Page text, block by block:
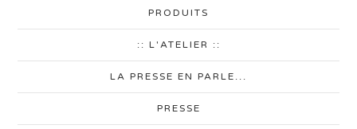
PRODUITS
:: L'ATELIER ::
LA PRESSE EN PARLE...
PRESSE